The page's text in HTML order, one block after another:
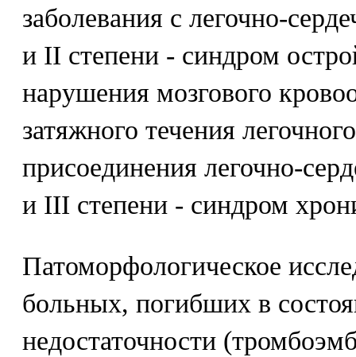
заболевания с легочно-
и II степени - синдром
нарушения мозгового
затяжного течения
присоединения легочно-
и III степени - синдром
Патоморфологическое
больных, погибших в
недостаточности